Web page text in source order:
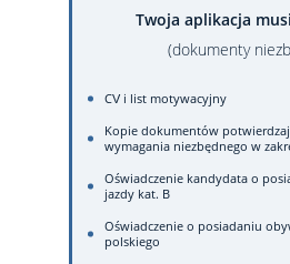
Twoja aplikacja
(dokumenty
CV i list motywacyjny
Kopie dokumentów
wymagania niezbędnego w
Oświadczenie kandydata o
jazdy kat. B
Oświadczenie o posiadaniu
polskiego